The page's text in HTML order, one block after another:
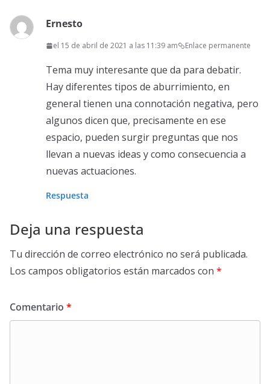
Ernesto
el 15 de abril de 2021 a las 11:39 am Enlace permanente
Tema muy interesante que da para debatir.
Hay diferentes tipos de aburrimiento, en
general tienen una connotación negativa, pero
algunos dicen que, precisamente en ese
espacio, pueden surgir preguntas que nos
llevan a nuevas ideas y como consecuencia a
nuevas actuaciones.
Respuesta
Deja una respuesta
Tu dirección de correo electrónico no será publicada.
Los campos obligatorios están marcados con *
Comentario *